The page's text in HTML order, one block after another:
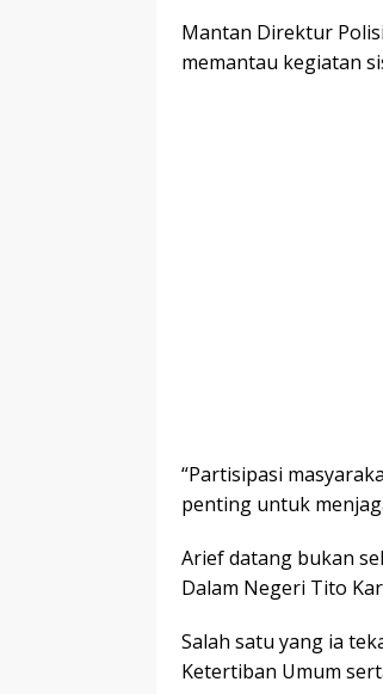
Mantan Direktur
memantau kegiatan
“Partisipasi
penting untuk
Arief datang bukan
Dalam Negeri Tito
Salah satu yang ia
Ketertiban Umum